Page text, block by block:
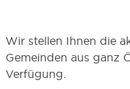
Wir stellen Ihnen die
Gemeinden aus ganz
Verfügung.